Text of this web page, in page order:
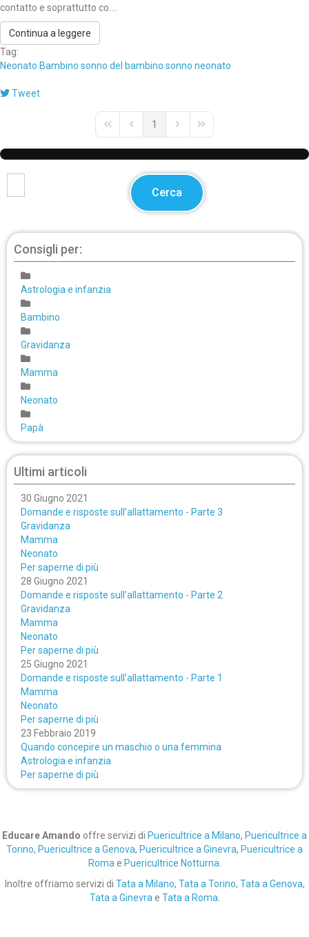
contatto e soprattutto co....
Continua a leggere
Tag:
Neonato Bambino sonno del bambino sonno neonato
Tweet
First PagePrevious Page
1
Next PageLast Page
Cerca
Consigli per:
Astrologia e infanzia
Bambino
Gravidanza
Mamma
Neonato
Papà
Ultimi articoli
30 Giugno 2021
Domande e risposte sull’allattamento - Parte 3
Gravidanza
Mamma
Neonato
Per saperne di più
28 Giugno 2021
Domande e risposte sull’allattamento - Parte 2
Gravidanza
Mamma
Neonato
Per saperne di più
25 Giugno 2021
Domande e risposte sull’allattamento - Parte 1
Mamma
Neonato
Per saperne di più
23 Febbraio 2019
Quando concepire un maschio o una femmina
Astrologia e infanzia
Per saperne di più
Educare Amando offre servizi di Puericultrice a Milano, Puericultrice a
Torino, Puericultrice a Genova, Puericultrice a Ginevra, Puericultrice a
Roma e Puericultrice Notturna
Inoltre offriamo servizi di Tata a Milano, Tata a Torino, Tata a Genova,
Tata a Ginevra e Tata a Roma